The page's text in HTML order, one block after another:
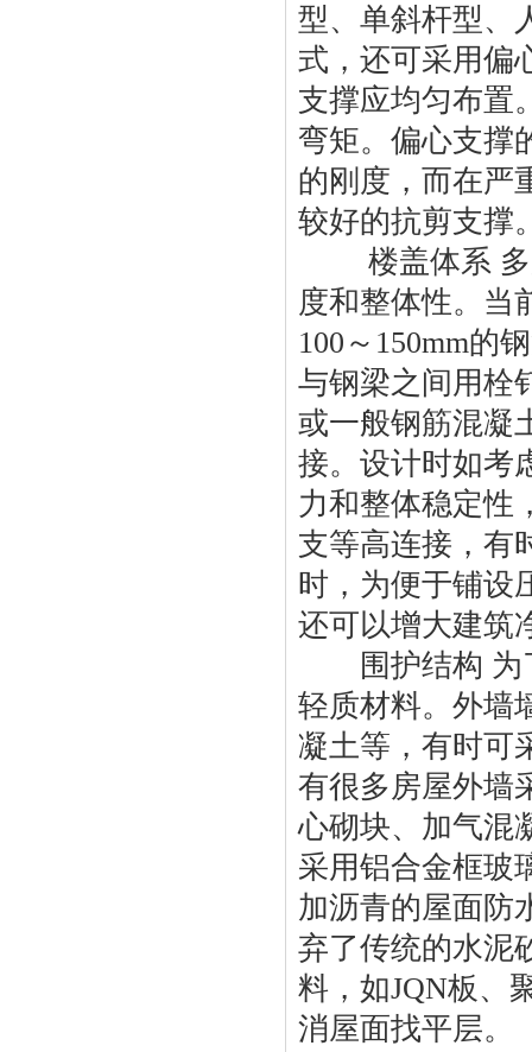
型、单斜杆型、
式，还可采用偏
支撑应均匀布置
弯矩。偏心支撑
的刚度，而在严
较好的抗剪支撑
楼盖体系 多
度和整体性。当
100～150mm的
与钢梁之间用栓
或一般钢筋混凝
接。设计时如考
力和整体稳定性
支等高连接，有
时，为便于铺设
还可以增大建筑
围护结构 为了
轻质材料。外墙
凝土等，有时可
有很多房屋外墙
心砌块、加气混
采用铝合金框玻
加沥青的屋面防
弃了传统的水泥
料，如JQN板、
消屋面找平层。